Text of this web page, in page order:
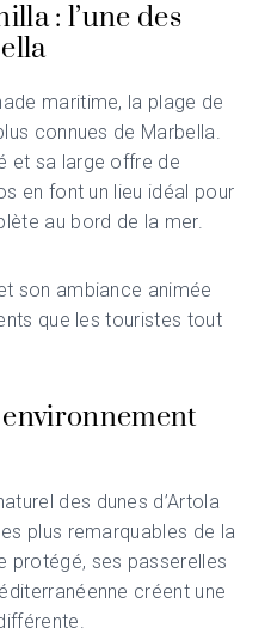
: l’une des
maritime, la plage de
connues de Marbella.
et sa large offre de
en font un lieu idéal pour
au bord de la mer.
son ambiance animée
que les touristes tout
environnement
des dunes d’Artola
plus remarquables de la
protégé, ses passerelles
créent une